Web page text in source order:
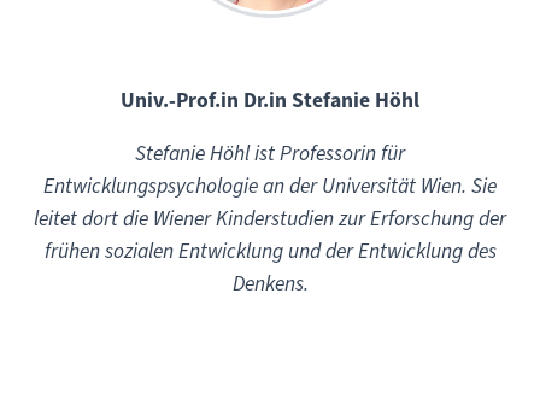
Univ.-Prof.in Dr.in Stefanie Höhl
Stefanie Höhl ist Professorin für
Entwicklungspsychologie an der Universität Wien. Sie
leitet dort die Wiener Kinderstudien zur Erforschung der
frühen sozialen Entwicklung und der Entwicklung des
Denkens.